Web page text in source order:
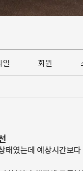
일 회원
태였는데 예상시간보